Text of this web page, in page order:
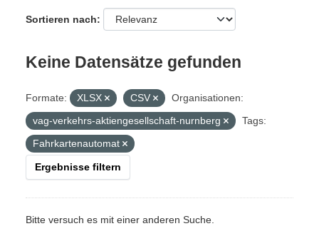
Sortieren nach
Keine Datensätze gefunden
Formate: XLSX CSV
Organisationen:
vag-verkehrs-aktiengesellschaft-nurnberg
Tags:
Fahrkartenautomat
Ergebnisse filtern
Bitte versuch es mit einer anderen Suche.